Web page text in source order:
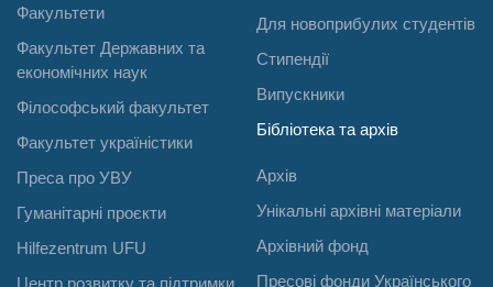
Факультети
Факультет Державних та
економічних наук
Філософський факультет
Факультет україністики
Преса про УВУ
Гуманітарні проєкти
Hilfezentrum UFU
Для новоприбулих студентів
Стипендії
Випускники
Бібліотека та архів
Архів
Унікальні архівні матеріали
Архівний фонд
Пресові фонди Українського